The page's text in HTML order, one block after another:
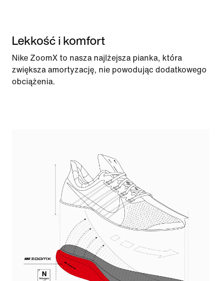
Lekkość i komfort
Nike ZoomX to nasza najlżejsza pianka, która
zwiększa amortyzację, nie powodując dodatkowego
obciążenia.